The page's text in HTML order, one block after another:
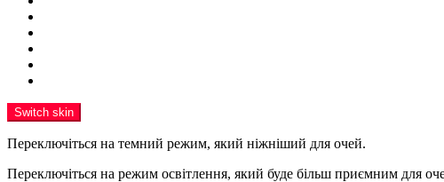
Switch skin
Переключіться на темний режим, який ніжніший для очей.
Переключіться на режим освітлення, який буде більш приємним для